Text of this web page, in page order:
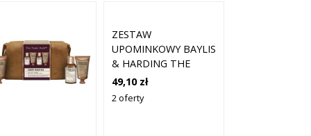
ZESTAW
UPOMINKOWY BAYLIS
& HARDING THE
FUZZY DUCK WINTER
WONDERLAND (DO
WANNY)
49,10 zł
2 oferty